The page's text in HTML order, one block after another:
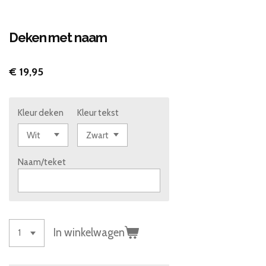
Deken met naam
€ 19,95
Kleur deken Kleur tekst
Naam/teket
In winkelwagen